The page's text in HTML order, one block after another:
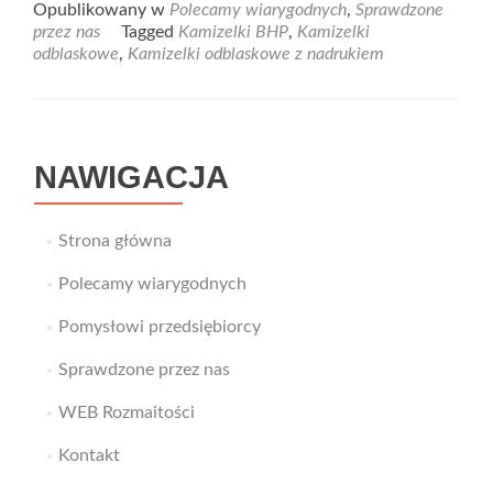
about
Kamizelki
odblaskowe
zainwestować!
Opublikowany w Polecamy wiarygodnych, Sprawdzone
przez nas
Tagged Kamizelki BHP, Kamizelki
odblaskowe, Kamizelki odblaskowe z nadrukiem
NAWIGACJA
Strona główna
Polecamy wiarygodnych
Pomysłowi przedsiębiorcy
Sprawdzone przez nas
WEB Rozmaitości
Kontakt